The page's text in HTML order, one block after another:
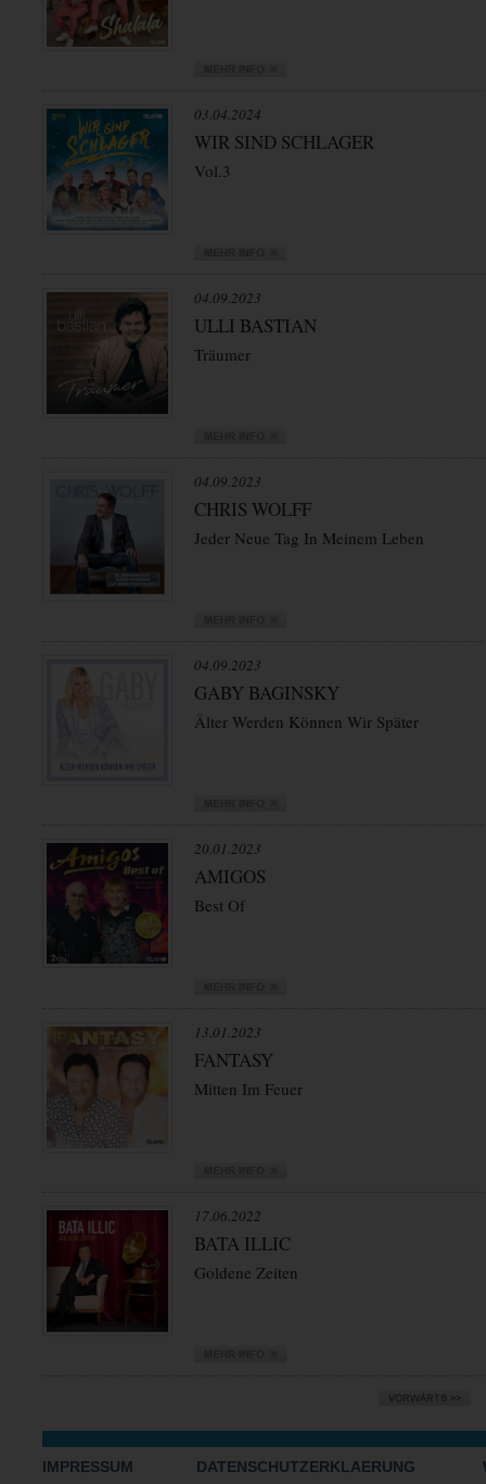
03.04.2024
WIR SIND SCHLAGER
Vol.3
04.09.2023
ULLI BASTIAN
Träumer
04.09.2023
CHRIS WOLFF
Jeder Neue Tag In Meinem Leben
04.09.2023
GABY BAGINSKY
Älter Werden Können Wir Später
20.01.2023
AMIGOS
Best Of
13.01.2023
FANTASY
Mitten Im Feuer
17.06.2022
BATA ILLIC
Goldene Zeiten
IMPRESSUM DATENSCHUTZERKLAERUNG